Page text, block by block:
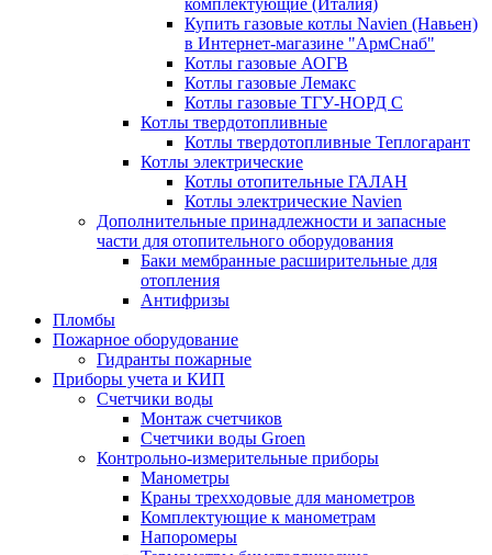
комплектующие (Италия)
Купить газовые котлы Navien (Навьен)
в Интернет-магазине "АрмСнаб"
Котлы газовые АОГВ
Котлы газовые Лемакс
Котлы газовые ТГУ-НОРД С
Котлы твердотопливные
Котлы твердотопливные Теплогарант
Котлы электрические
Котлы отопительные ГАЛАН
Котлы электрические Navien
Дополнительные принадлежности и запасные
части для отопительного оборудования
Баки мембранные расширительные для
отопления
Антифризы
Пломбы
Пожарное оборудование
Гидранты пожарные
Приборы учета и КИП
Счетчики воды
Монтаж счетчиков
Счетчики воды Groen
Контрольно-измерительные приборы
Манометры
Краны трехходовые для манометров
Комплектующие к манометрам
Напоромеры